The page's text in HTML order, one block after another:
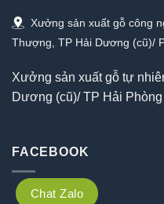
Xưởng sản xuất gỗ công
Thượng, TP Hải Dương (cũ)/
Xưởng sản xuất gỗ tự
Dương (cũ)/ TP Hải Phòng
FACEBOOK
Chat Zalo